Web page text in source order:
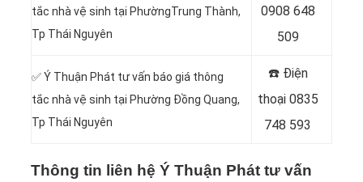
tắc nhà vệ sinh tại PhườngTrung Thành,
Tp Thái Nguyên
0908 648
509
✅ Ý Thuận Phát tư vấn báo giá thông
tắc nhà vệ sinh tại Phường Đồng Quang,
Tp Thái Nguyên
☎️ Điện
thoại0835
748 593
Thông tin liên hệ Ý Thuận Phát tư vấn